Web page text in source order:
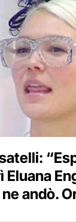
Eluana
andò.